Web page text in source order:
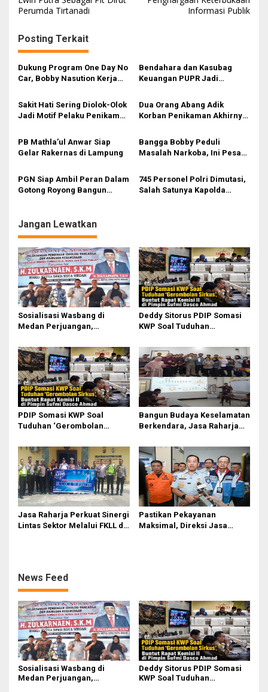
v
i
g
a
s
i
p
s
Perumda Tirtanadi
Informasi Publik
Posting Terkait
Dukung Program One Day No
Car, Bobby Nasution Kerja
Bendahara dan Kasubag
Keuangan PUPR Jadi
Sakit Hati Sering Diolok-Olok
Jadi Motif Pelaku Penikaman
Dua Orang Abang Adik
Korban Penikaman Akhirnya
PB Mathla’ul Anwar Siap
Gelar Rakernas di Lampung
Bangga Bobby Peduli
Masalah Narkoba, Ini Pesan
PGN Siap Ambil Peran Dalam
Gotong Royong Bangun
745 Personel Polri Dimutasi,
Salah Satunya Kapolda
Jangan Lewatkan
Sosialisasi Wasbang di
Medan Perjuangan,
Perjuangkan Ruang Bermain
Anak
Deddy Sitorus PDIP Somasi
KWP Soal Tuduhan
Rapat Komisi II Dipimpin
Sufmi Dasco Ahmad
PDIP Somasi KWP Soal
Tuduhan ‘Gerombolan
II Dipimpin Sufmi Dasco
Ahmad
Bangun Budaya Keselamatan
Berkendara, Jasa Raharja
Pasifik Medan Industri
Jasa Raharja Perkuat Sinergi
Lintas Sektor Melalui FKLL di
Pastikan Pekayanan
Maksimal, Direksi Jasa
News Feed
Sosialisasi Wasbang di
Medan Perjuangan,
Deddy Sitorus PDIP Somasi
KWP Soal Tuduhan